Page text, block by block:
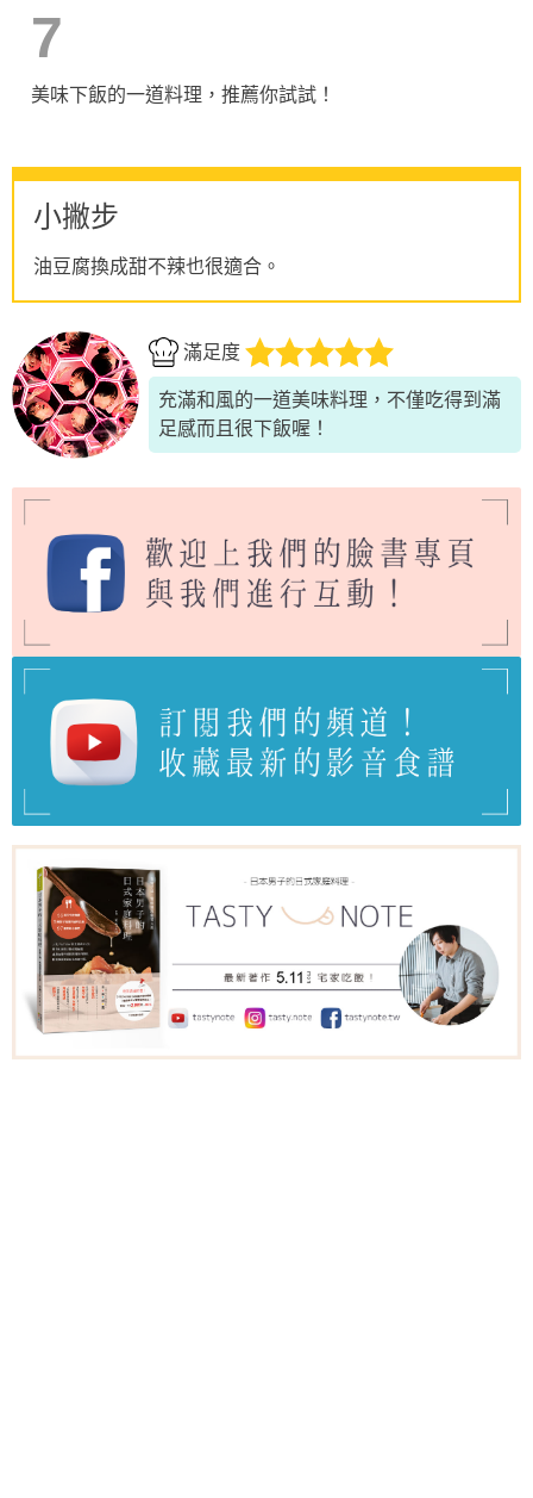
7
美味下飯的一道料理，推薦你試試！
小撇步
油豆腐換成甜不辣也很適合。
滿足度
充滿和風的一道美味料理，不僅吃得到滿
足感而且很下飯喔！